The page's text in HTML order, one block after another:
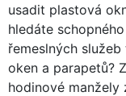
usadit plastová
hledáte
řemeslných
oken a parapetů?
hodinové manžely